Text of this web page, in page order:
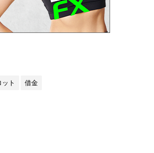
ト 借金